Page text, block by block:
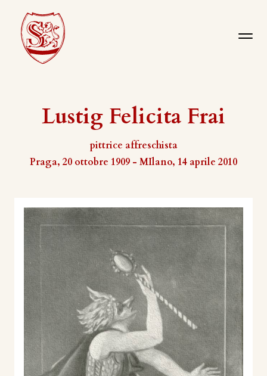
Lustig Felicita Frai
pittrice affreschista
Praga, 20 ottobre 1909 - MIlano, 14 aprile 2010